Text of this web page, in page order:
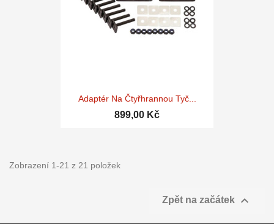
Adaptér Na Čtyřhrannou Tyč...
899,00 Kč
Zobrazení 1-21 z 21 položek
Zpět na začátek 